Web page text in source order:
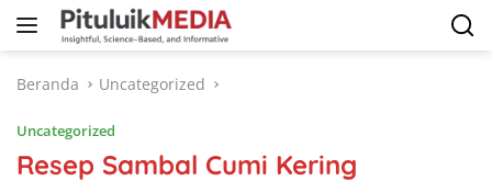
Langsung
Beranda
Uncategorized
Uncategorized
Resep Sambal Cumi Kering